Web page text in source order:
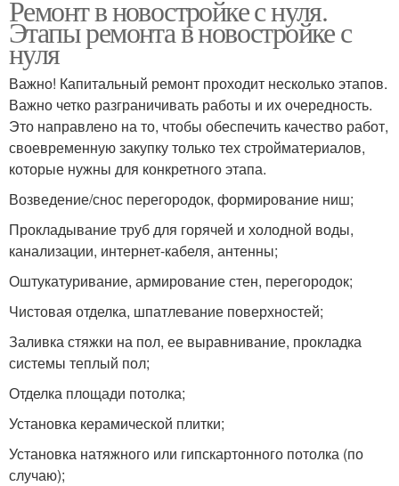
Ремонт в новостройке с нуля.
Этапы ремонта в новостройке с
нуля
Важно! Капитальный ремонт проходит несколько этапов.
Важно четко разграничивать работы и их очередность.
Это направлено на то, чтобы обеспечить качество работ,
своевременную закупку только тех стройматериалов,
которые нужны для конкретного этапа.
Возведение/снос перегородок, формирование ниш;
Прокладывание труб для горячей и холодной воды,
канализации, интернет-кабеля, антенны;
Оштукатуривание, армирование стен, перегородок;
Чистовая отделка, шпатлевание поверхностей;
Заливка стяжки на пол, ее выравнивание, прокладка
системы теплый пол;
Отделка площади потолка;
Установка керамической плитки;
Установка натяжного или гипскартонного потолка (по
случаю);